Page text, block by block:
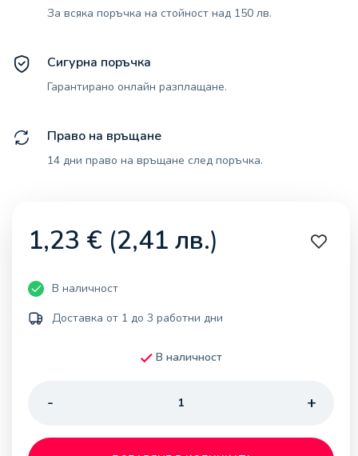
За всяка поръчка на стойност над 150 лв.
Сигурна поръчка
Гарантирано онлайн разплащане.
Право на връщане
14 дни право на връщане след поръчка.
1,23 € (2,41 лв.)
В наличност
Доставка от 1 до 3 работни дни
В наличност